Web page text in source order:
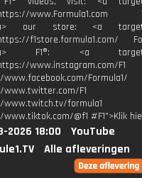
www.Formula1.com
a> our store: <a
f1store.formula1.com/
a> F1®: <a
www.instagram.com/F1
Formula1/
F1
formula1
@f1 #F1">Klik
2026 18:00
YouTube
Alle afleveringen